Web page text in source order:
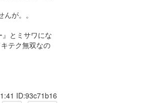
が。。
とミサワにな
テク無双なの
ID:93c71b16